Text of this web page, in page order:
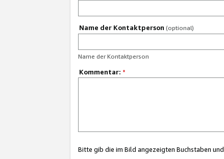
Name der Kontaktperson (optional)
Name der Kontaktperson
Kommentar: *
Bitte gib die im Bild angezeigten Buchstaben